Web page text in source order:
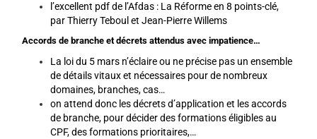
l’excellent pdf de l’Afdas : La Réforme en 8 points-clé,
par Thierry Teboul et Jean-Pierre Willems
Accords de branche et décrets attendus avec impatience…
La loi du 5 mars n’éclaire ou ne précise pas un ensemble
de détails vitaux et nécessaires pour de nombreux
domaines, branches, cas…
on attend donc les décrets d’application et les accords
de branche, pour décider des formations éligibles au
CPF, des formations prioritaires,…